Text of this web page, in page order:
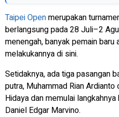
Taipei Openmerupakan
berlangsung pada 28 Juli–2
menengah, banyak pemain baru
melakukannya di sini.
Setidaknya, ada tiga pasangan
putra, Muhammad Rian
Hidaya dan memulai
Daniel Edgar Marvino.